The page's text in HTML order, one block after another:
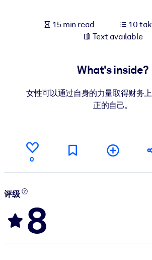
Enrich your corporate library with trusted,
Fuel your AI systems with reliable,
15 min read
10
Text available
What's inside?
女性可以通过自身的力量取得财务
正的自己。
0
评级
8